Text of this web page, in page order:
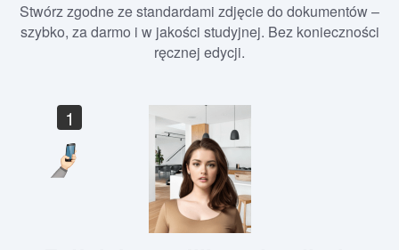
Stwórz zgodne ze standardami zdjęcie do dokumentów –
szybko, za darmo i w jakości studyjnej. Bez konieczności
ręcznej edycji.
1